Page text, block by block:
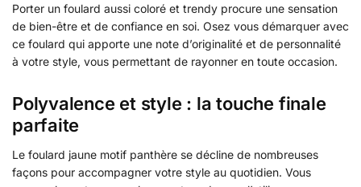
Porter un foulard aussi coloré et trendy procure une sensation
de bien-être et de confiance en soi. Osez vous démarquer avec
ce foulard qui apporte une note d’originalité et de personnalité
à votre style, vous permettant de rayonner en toute occasion.
Polyvalence et style : la touche finale
parfaite
Le foulard jaune motif panthère se décline de nombreuses
façons pour accompagner votre style au quotidien. Vous